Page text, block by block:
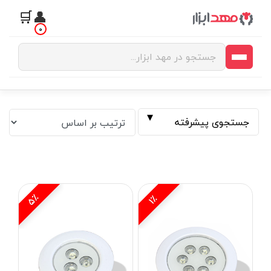
👤
🛒 0
جستجوی پیشرفته
فیلتر بر اساس قیمت
1٪ 5٪